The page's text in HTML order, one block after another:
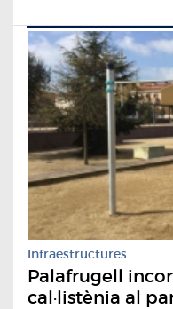
Infraestructures
Palafrugell
cal·listènia al